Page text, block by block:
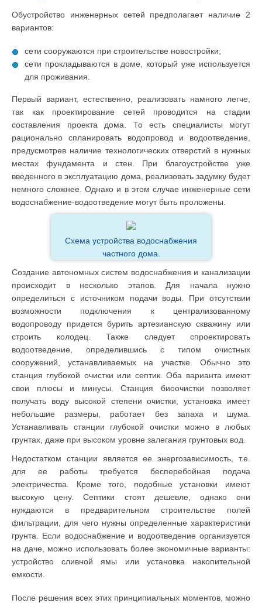
Обустройство инженерных сетей предполагает наличие 2
вариантов:
сети сооружаются при строительстве новостройки;
сети прокладываются в доме, который уже используется
для проживания.
Первый вариант, естественно, реализовать намного легче,
так как проектирование сетей проводится на стадии
составления проекта дома. То есть специалисты могут
рационально спланировать водопровод и водоотведение,
предусмотрев наличие технологических отверстий в нужных
местах фундамента и стен. При благоустройстве уже
введенного в эксплуатацию дома, реализовать задумку будет
немного сложнее. Однако и в этом случае инженерные сети
водоснабжение-водоотведение могут быть проложены.
Схема устройства водоснабжения
частного дома.
Создание автономных систем водоснабжения и канализации
происходит в несколько этапов. Для начала нужно
определиться с источником подачи воды. При отсутствии
возможности подключения к централизованному
водопроводу придется бурить артезианскую скважину или
строить колодец. Также следует спроектировать
водоотведение, определившись с типом очистных
сооружений, устанавливаемых на участке. Обычно это
станция глубокой очистки или септик. Оба варианта имеют
свои плюсы и минусы. Станция биоочистки позволяет
получать воду высокой степени очистки, установка имеет
небольшие размеры, работает без запаха и шума.
Устанавливать станции глубокой очистки можно в любых
грунтах, даже при высоком уровне залегания грунтовых вод.
Недостатком станции является ее энергозависимость, т.е.
для ее работы требуется бесперебойная подача
электричества. Кроме того, подобные установки имеют
высокую цену. Септики стоят дешевле, однако они
нуждаются в предварительном строительстве полей
фильтрации, для чего нужны определенные характеристики
грунта. Если водоснабжение и водоотведение организуется
на даче, можно использовать более экономичные варианты:
устройство сливной ямы или установка накопительной
емкости.
После решения всех этих принципиальных моментов, можно